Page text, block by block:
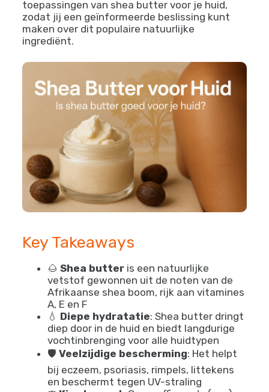
toepassingen van shea butter voor je huid,
zodat jij een geïnformeerde beslissing kunt
maken over dit populaire natuurlijke
ingrediënt.
Key Takeaways
🌰Shea butter is een natuurlijke
vetstof gewonnen uit de noten van de
Afrikaanse shea boom, rijk aan vitamines
A, E en F
💧 Diepe hydratatie: Shea butter dringt
diep door in de huid en biedt langdurige
vochtinbrenging voor alle huidtypen
🛡️Veelzijdige bescherming: Het helpt
bij eczeem, psoriasis, rimpels, littekens
en beschermt tegen UV-straling